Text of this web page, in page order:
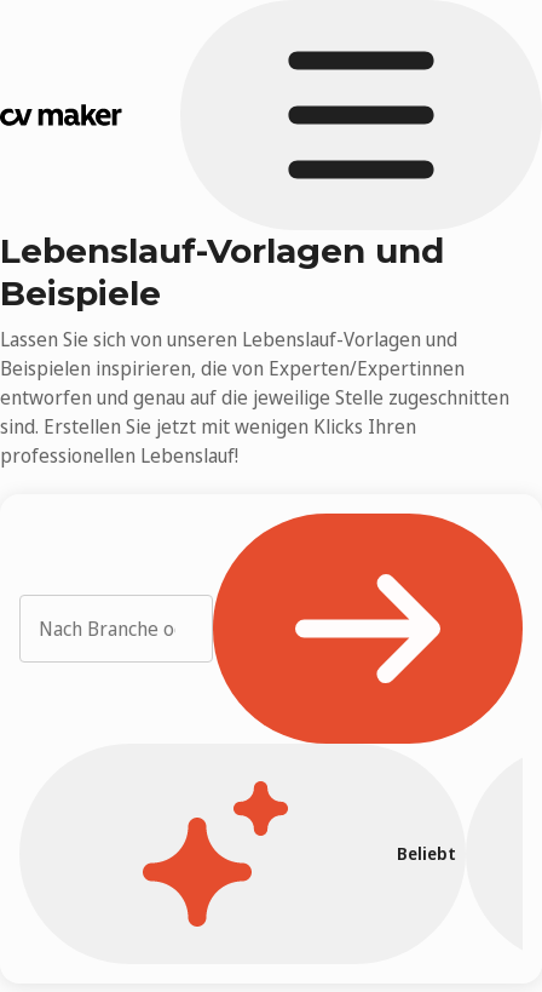
Lebenslauf-Vorlagen und
Beispiele
Lassen Sie sich von unseren Lebenslauf-Vorlagen und
Beispielen inspirieren, die von Experten/Expertinnen
entworfen und genau auf die jeweilige Stelle zugeschnitten
sind. Erstellen Sie jetzt mit wenigen Klicks Ihren
professionellen Lebenslauf!
Beliebt